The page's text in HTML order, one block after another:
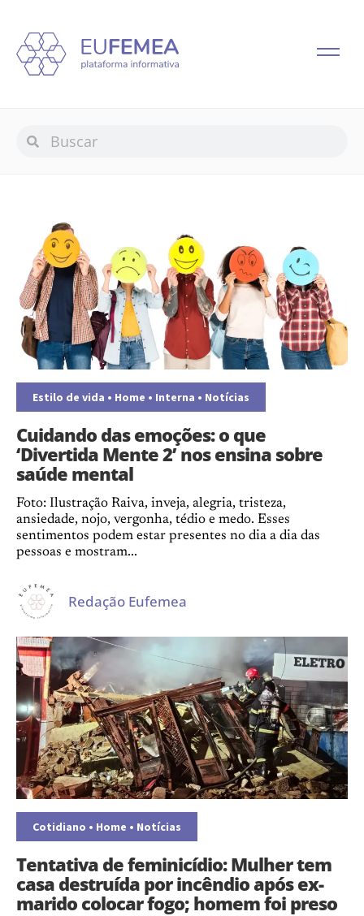
Estilo de vida • Home • Interna • Notícias
Cuidando das emoções: o que
‘Divertida Mente 2’ nos ensina sobre
saúde mental
Foto: Ilustração Raiva, inveja, alegria, tristeza,
ansiedade, nojo, vergonha, tédio e medo. Esses
sentimentos podem estar presentes no dia a dia das
pessoas e mostram...
Redação Eufemea
Cotidiano • Home • Notícias
Tentativa de feminicídio: Mulher tem
casa destruída por incêndio após ex-
marido colocar fogo; homem foi preso